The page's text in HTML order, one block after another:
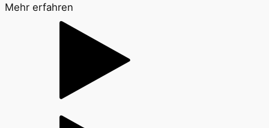
Mehr erfahren